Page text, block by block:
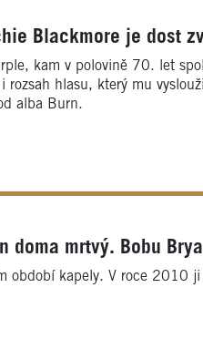
Blackmore je dost
kam v polovině 70. let
hlasu, který mu
alba Burn.
doma mrtvý. Bobu
období kapely. V roce 2010